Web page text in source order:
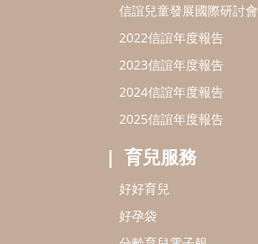
信誼兒童發展國際研討會
2022信誼年度報告
2023信誼年度報告
2024信誼年度報告
2025信誼年度報告
育兒服務
好好育兒
好孕袋